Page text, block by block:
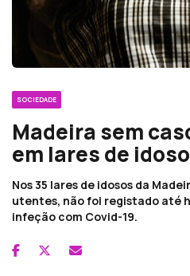
SOCIEDADE
Madeira sem
em lares de
Nos 35 lares de idosos da
utentes, não foi registado até
infeção com Covid-19.